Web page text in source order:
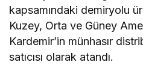
kapsamındaki demiryolu
Kuzey, Orta ve Güney
Kardemir’in münhasır
satıcısı olarak atandı.